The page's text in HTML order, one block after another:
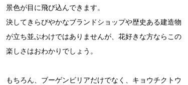
景色が目に飛び込んできます。
決してきらびやかなブランドショップや歴史ある建造物
が立ち並ぶわけではありませんが、花好きな方ならこの
楽しさはおわかりでしょう。
もちろん、ブーゲンビリアだけでなく、キョウチクトウ